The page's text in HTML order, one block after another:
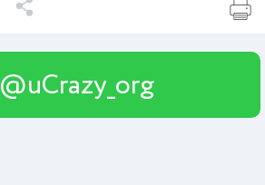
@uCrazy_org